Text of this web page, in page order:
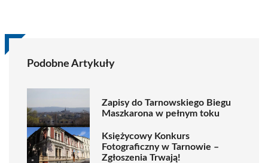
Podobne Artykuły
Zapisy do Tarnowskiego Biegu
Maszkarona w pełnym toku
Księżycowy Konkurs
Fotograficzny w Tarnowie –
Zgłoszenia Trwają!